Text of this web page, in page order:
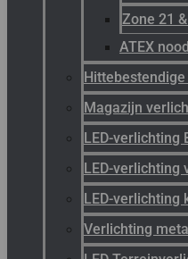
Zone 21
ATEX
Magazijn
LED-verlichting
LED-verlichting
LED-verlichting
Verlichting